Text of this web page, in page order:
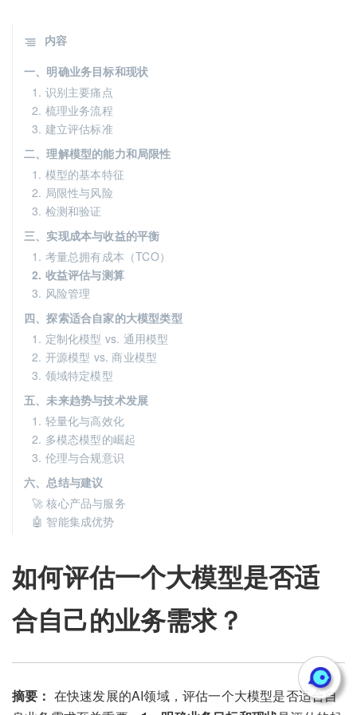
如何评估一个大模型是否适
合自己的业务需求？
摘要： 在快速发展的AI领域，评估一个大模型是否适合自
内容
一、明确业务目标和现状
1. 识别主要痛点
2. 梳理业务流程
3. 建立评估标准
二、理解模型的能力和局限性
1. 模型的基本特征
2. 局限性与风险
3. 检测和验证
三、实现成本与收益的平衡
1. 考量总拥有成本（TCO）
2. 收益评估与测算
3. 风险管理
四、探索适合自家的大模型类型
1. 定制化模型 vs. 通用模型
2. 开源模型 vs. 商业模型
3. 领域特定模型
五、未来趋势与技术发展
1. 轻量化与高效化
2. 多模态模型的崛起
3. 伦理与合规意识
六、总结与建议
🚀 核心产品与服务
🤖 智能集成优势